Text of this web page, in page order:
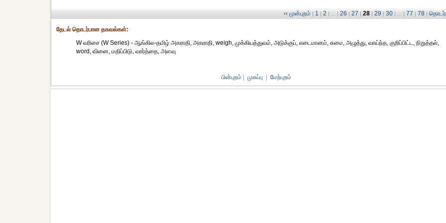
‹‹ முன்புறம் | 1 | 2 | ... | 26 | 27 | 28 | 29 | 30 | ... | 77 | 78 |
தேட‌ல் தொட‌ர்பான தகவ‌ல்க‌ள்:
W வரிசை (W Series) - ஆங்கில-தமிழ் அகராதி, அகராதி, weigh, முக்கியத்துவம், அடுக்குப், எடைமானம், சுமை, அழுத்து, வாய்ந்த, குறிப்பிட்ட, நிறுத்தல்,
word, வினை, மதிப்பிடு, வார்த்தை, அளவு
பின்புறம் முகப்பு மேற்புறம்